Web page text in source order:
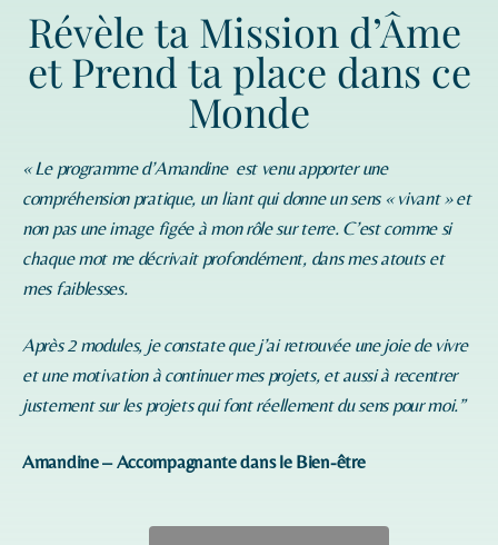
Révèle ta Mission d’Âme
et Prend ta place dans ce
Monde
« Le programme d’Amandineest venu apporter une
compréhension pratique, un liant qui donne un sens « vivant » et
non pas une image figée à mon rôle sur terre. C’est comme si
chaque mot me décrivait profondément, dans mes atouts et
mes faiblesses.
Après 2 modules, je constate que j’ai retrouvée une joie de vivre
et une motivation à continuer mes projets, et aussi à recentrer
justement sur les projets qui font réellement du sens pour moi.”
Amandine – Accompagnante dans le Bien-être